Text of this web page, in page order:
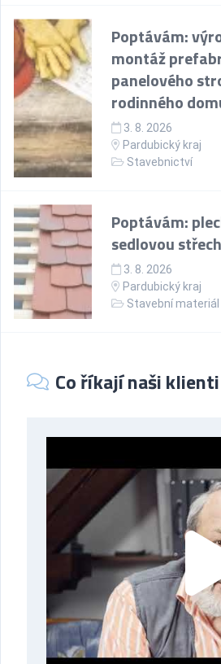
Poptávám:
montáž
panelového
rodinného
3. 8. 2026
Pardubický kraj
Stavebnictví
Poptávám:
sedlovou
3. 8. 2026
Pardubický kraj
Stavební materiál
Co říkají naši klienti